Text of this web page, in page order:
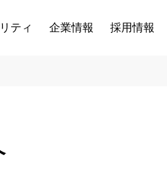
ティ 企業情報 採用情報